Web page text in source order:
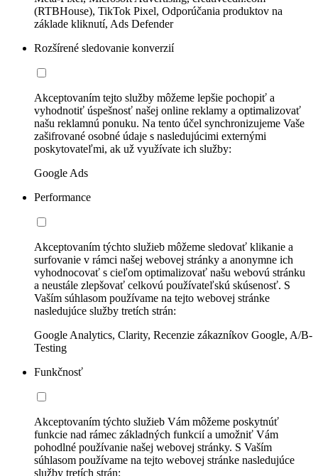
(RTBHouse), TikTok Pixel, Odporúčania produktov na
základe kliknutí, Ads Defender
Rozšírené sledovanie konverzií
Akceptovaním tejto služby môžeme lepšie pochopiť a
vyhodnotiť úspešnosť našej online reklamy a optimalizovať
našu reklamnú ponuku. Na tento účel synchronizujeme Vaše
zašifrované osobné údaje s nasledujúcimi externými
poskytovateľmi, ak už využívate ich služby:
Google Ads
Performance
Akceptovaním týchto služieb môžeme sledovať klikanie a
surfovanie v rámci našej webovej stránky a anonymne ich
vyhodnocovať s cieľom optimalizovať našu webovú stránku
a neustále zlepšovať celkovú používateľskú skúsenosť. S
Vaším súhlasom používame na tejto webovej stránke
nasledujúce služby tretích strán:
Google Analytics, Clarity, Recenzie zákazníkov Google, A/B-
Testing
Funkčnosť
Akceptovaním týchto služieb Vám môžeme poskytnúť
funkcie nad rámec základných funkcií a umožniť Vám
pohodlné používanie našej webovej stránky. S Vaším
súhlasom používame na tejto webovej stránke nasledujúce
služby tretích strán: